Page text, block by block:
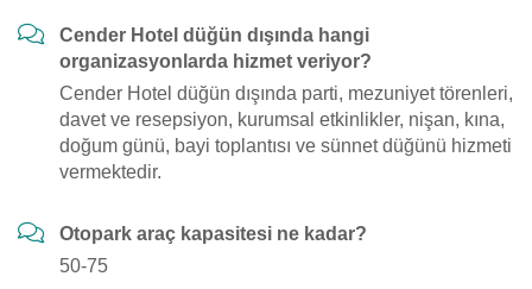
Cender Hotel düğün dışında hangi
organizasyonlarda hizmet veriyor?
Cender Hotel düğün dışında parti, mezuniyet törenleri,
davet ve resepsiyon, kurumsal etkinlikler, nişan, kına,
doğum günü, bayi toplantısı ve sünnet düğünü hizmeti
vermektedir.
Otopark araç kapasitesi ne kadar?
50-75